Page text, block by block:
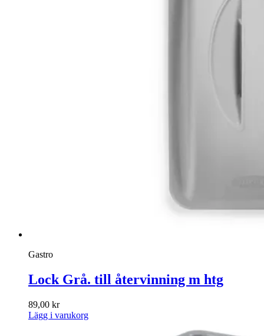
Gastro
Lock Grå. till återvinning m htg
89,00 kr
Lägg i varukorg